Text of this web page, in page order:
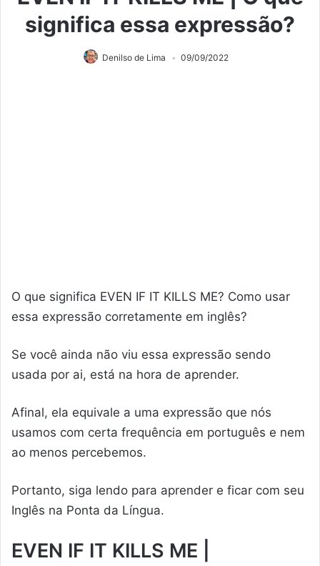
significa essa expressão?
Denilso de Lima 09/09/2022
O que significa EVEN IF IT KILLS ME? Como usar
essa expressão corretamente em inglês?
Se você ainda não viu essa expressão sendo
usada por ai, está na hora de aprender.
Afinal, ela equivale a uma expressão que nós
usamos com certa frequência em português e nem
ao menos percebemos.
Portanto, siga lendo para aprender e ficar com seu
Inglês na Ponta da Língua.
EVEN IF IT KILLS ME |